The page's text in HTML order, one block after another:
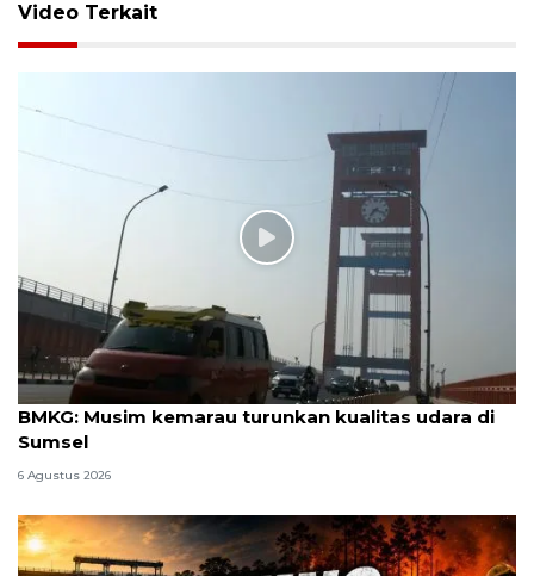
Video Terkait
BMKG: Musim kemarau turunkan kualitas udara di
Sumsel
6 Agustus 2026